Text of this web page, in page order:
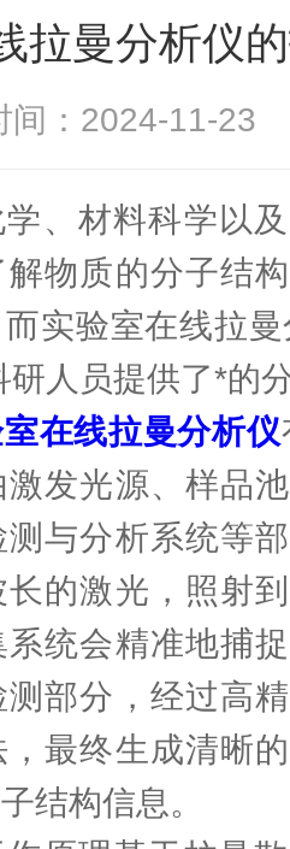
拉曼分析仪
间：2024-11-
材料科学以及
物质的分子结
实验室在线拉
研人员提供了*的
在线拉曼分析仪
发光源、样品
与分析系统等
的激光，照射
统会精准地捕
部分，经过高
最终生成清晰
结构信息。